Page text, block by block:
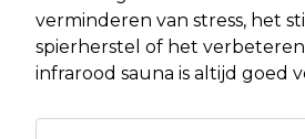
verminderen van stress, het
spierherstel of het
infrarood sauna is altijd goed